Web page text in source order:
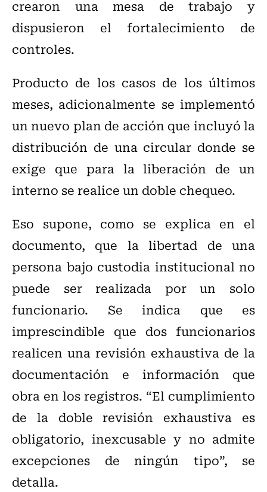
crearon una mesa de trabajo y
dispusieron el fortalecimiento de
controles.
Producto de los casos de los últimos
meses, adicionalmente se implementó
un nuevo plan de acción que incluyó la
distribución de una circular donde se
exige que para la liberación de un
interno se realice un doble chequeo.
Eso supone, como se explica en el
documento, que la libertad de una
persona bajo custodia institucional no
puede ser realizada por un solo
funcionario. Se indica que es
imprescindible que dos funcionarios
realicen una revisión exhaustiva de la
documentación e información que
obra en los registros. “El cumplimiento
de la doble revisión exhaustiva es
obligatorio, inexcusable y no admite
excepciones de ningún tipo”, se
detalla.